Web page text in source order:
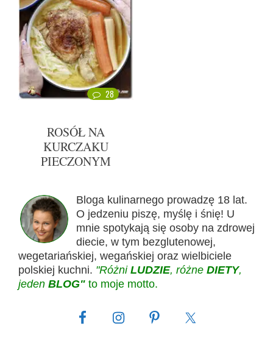
28
ROSÓŁ NA
KURCZAKU
PIECZONYM
Bloga kulinarnego prowadzę 18 lat.
O jedzeniu piszę, myślę i śnię! U
mnie spotykają się osoby na zdrowej
diecie, w tym bezglutenowej,
wegetariańskiej, wegańskiej oraz wielbiciele
polskiej kuchni. "Różni LUDZIE, różne DIETY,
jeden BLOG" to moje motto.